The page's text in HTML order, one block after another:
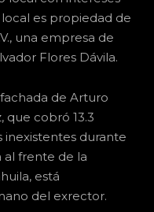
es propiedad de
una empresa de
Flores Dávila.
de Arturo
que cobró 13.3
inexistentes durante
al frente de la
está
del exrector.